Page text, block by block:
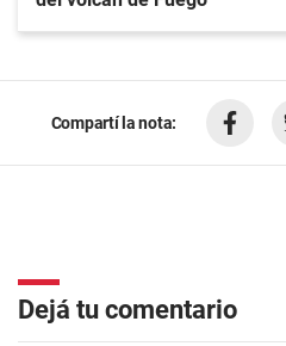
Compartí la nota:
Dejá tu comentario